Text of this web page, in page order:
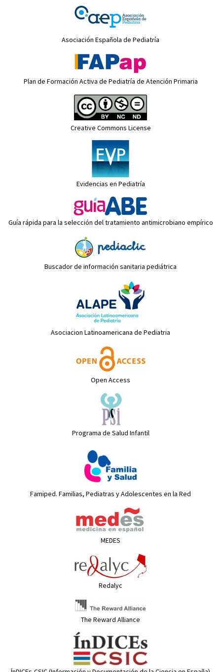
Asociación Española de Pediatría
Plan de Formación Activa de Pediatría de Atención Primaria
Creative Commons License
Evidencias en Pediatría
Guía rápida para la selección del tratamiento antimicrobiano empírico
Buscador de información sanitaria pediátrica
Asociacion Latinoamericana de Pediatria
Open Access
Programa de Salud Infantil
Famiped. Familias, Pediatras y Adolescentes en la Red
MEDES
Redalyc
The Reward Alliance